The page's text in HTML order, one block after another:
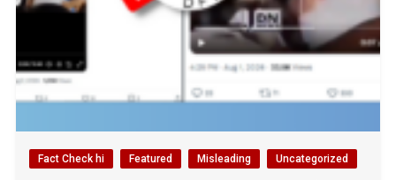
Fact Check hi Featured Misleading Uncategorized